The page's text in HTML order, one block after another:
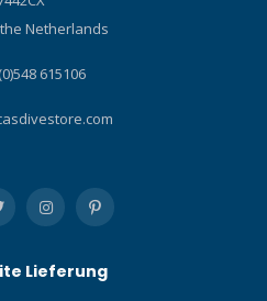
Netherlands
615106
Lieferung